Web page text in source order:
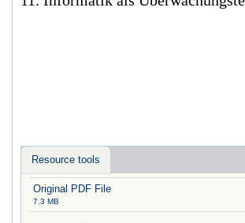
Resource tools
Original PDF File
7.3 MB